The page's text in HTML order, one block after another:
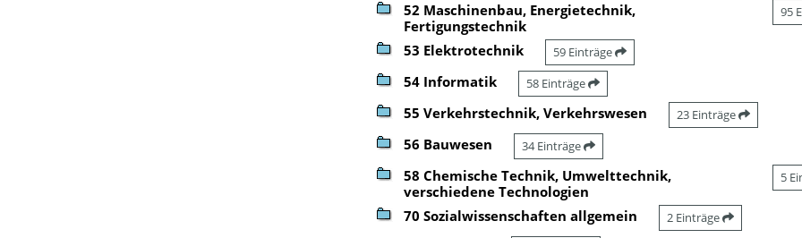
52 Maschinenbau, Energietechnik,
Fertigungstechnik
95
53 Elektrotechnik 59 Einträge
54 Informatik 58 Einträge
55 Verkehrstechnik, Verkehrswesen 23 Einträge
56 Bauwesen 34 Einträge
58 Chemische Technik, Umwelttechnik,
verschiedene Technologien
5
70 Sozialwissenschaften allgemein 2 Einträge